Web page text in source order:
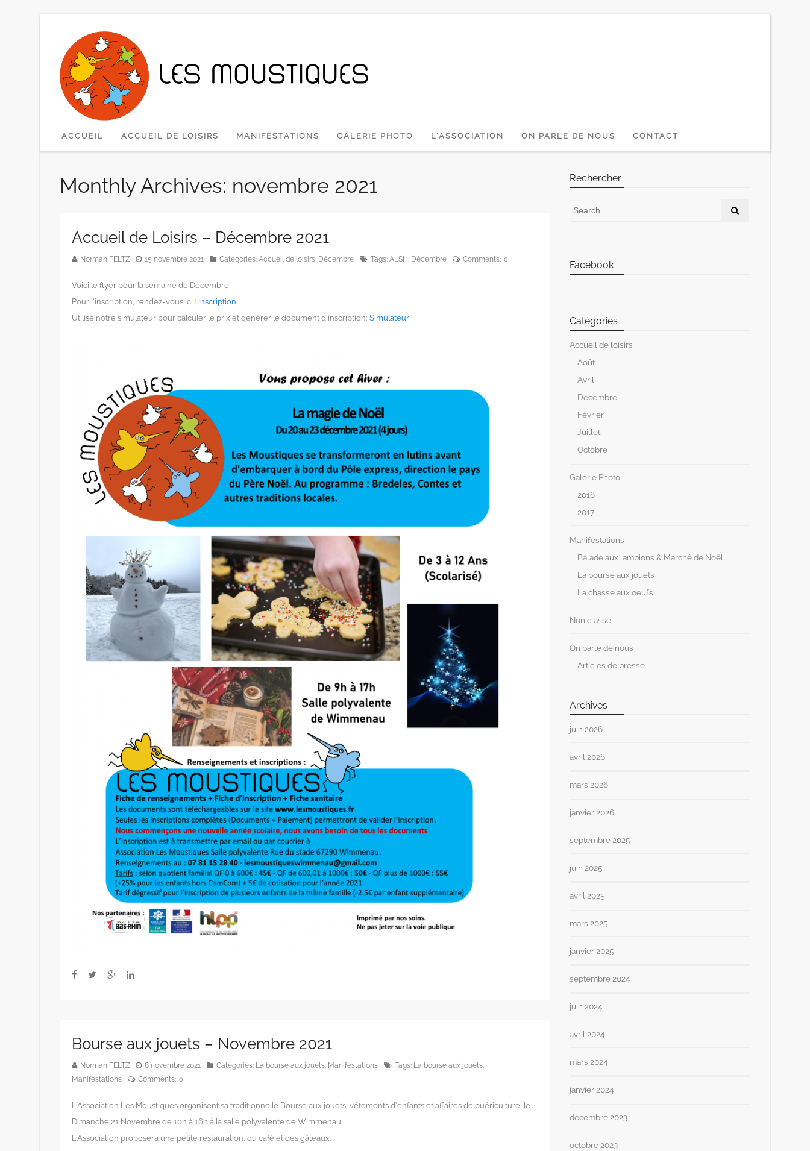
ACCUEIL
ACCUEIL DE LOISIRS MANIFESTATIONS GALERIE PHOTO L’ASSOCIATION ON PARLE DE NOUS CONTACT
Monthly Archives: novembre 2021
Accueil de Loisirs – Décembre 2021
Norman FELTZ 15 novembre 2021 Categories:Accueil de loisirs, Décembre Tags:ALSH , Décembre Comments: 0
Voici le flyer pour la semaine de Décembre
Pour l’inscription, rendez-vous ici : Inscription
Utilisé notre simulateur pour calculer le prix et générer le document d’inscription:Simulateur
Bourse aux jouets – Novembre 2021
Norman FELTZ 8 novembre 2021 Categories: La bourse aux jouets Manifestations Tags: La bourse aux jouets
Manifestations
Comments: 0
L’Association Les Moustiques organisent sa traditionnelle Bourse aux jouets, vêtements d’enfants et affaires de puériculture, le
Dimanche 21 Novembre de 10h à 16h à la salle polyvalente de Wimmenau.
L’Association proposera une petite restauration, du café et des gâteaux.
Rechercher
Facebook
Catégories
Accueil de loisirs
Août
Avril
Décembre
Février
Juillet
Octobre
Galerie Photo
2016
2017
Manifestations
Balade aux lampions & Marché de Noël
La bourse aux jouets
La chasse aux oeufs
Non classé
On parle de nous
Articles de presse
Archives
juin 2026
avril 2026
mars 2026
janvier 2026
septembre 2025
juin 2025
avril 2025
mars 2025
janvier 2025
septembre 2024
juin 2024
avril 2024
mars 2024
janvier 2024
décembre 2023
octobre 2023